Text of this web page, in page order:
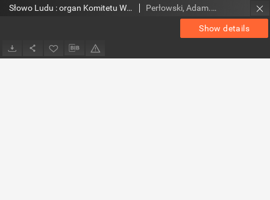
Show details
Słowo Ludu : organ Komitetu Wojewódzkiego Polskiej Zjednoczonej Partii Robotniczej, 1952, R.4, nr 15 Perłowski, Adam. Red.